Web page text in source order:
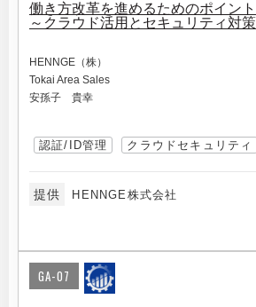
働き方改革を進めるためのポイント
～クラウド活用とセキュリティ対
HENNGE（株）
Tokai Area Sales
安孫子 貴幸
認証/ID管理 クラウドセキュリティ
提供 HENNGE株式会社
GA-07